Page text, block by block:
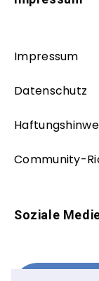
Impressum
Datenschutz
Community-
Soziale